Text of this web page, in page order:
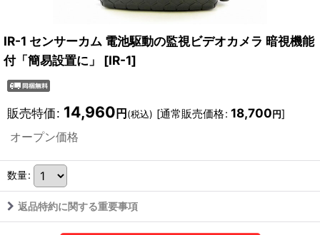
IR-1 センサーカム 電池駆動の監視ビデオカメラ 暗視機能
付「簡易設置に」
[IR-1]
販売特価: 14,960 円 (税込) [通常販売価格: 18,700円]
オープン価格
数量:
返品特約に関する重要事項